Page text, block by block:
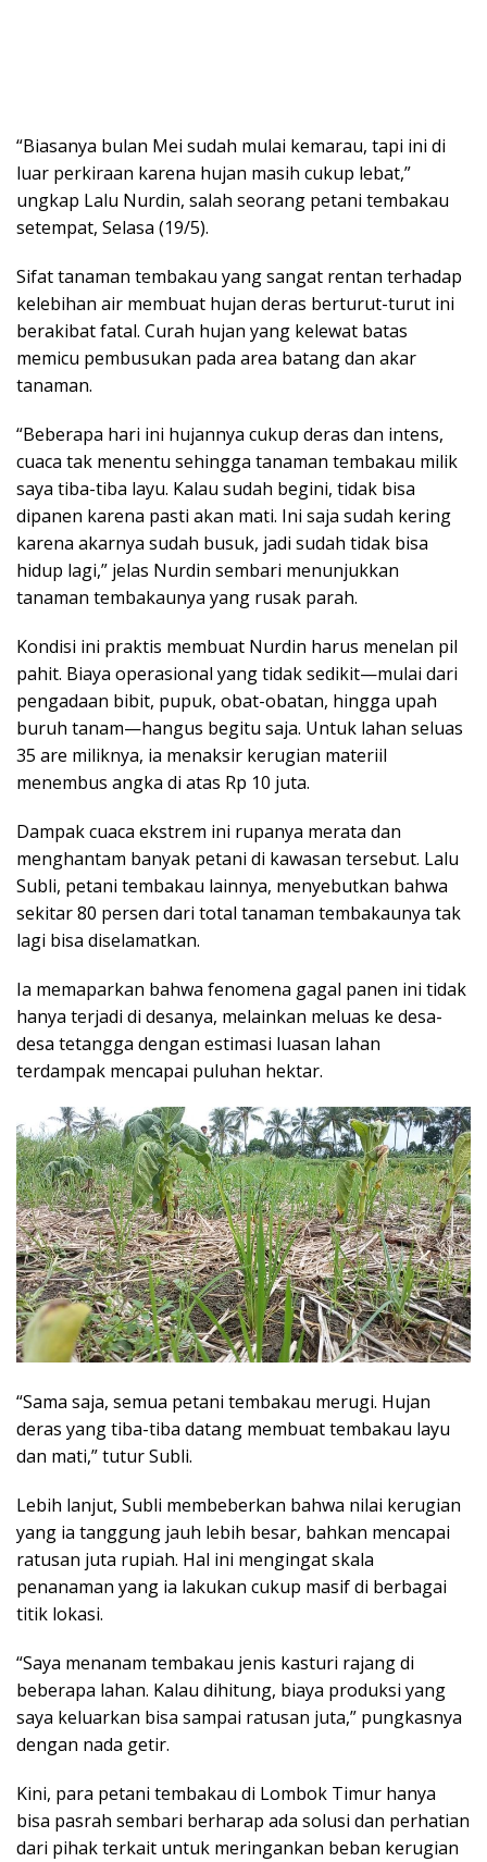
“Biasanya bulan Mei sudah mulai kemarau, tapi ini di
luar perkiraan karena hujan masih cukup lebat,”
ungkap Lalu Nurdin, salah seorang petani tembakau
setempat, Selasa (19/5).
Sifat tanaman tembakau yang sangat rentan terhadap
kelebihan air membuat hujan deras berturut-turut ini
berakibat fatal. Curah hujan yang kelewat batas
memicu pembusukan pada area batang dan akar
tanaman.
“Beberapa hari ini hujannya cukup deras dan intens,
cuaca tak menentu sehingga tanaman tembakau milik
saya tiba-tiba layu. Kalau sudah begini, tidak bisa
dipanen karena pasti akan mati. Ini saja sudah kering
karena akarnya sudah busuk, jadi sudah tidak bisa
hidup lagi,” jelas Nurdin sembari menunjukkan
tanaman tembakaunya yang rusak parah.
Kondisi ini praktis membuat Nurdin harus menelan pil
pahit. Biaya operasional yang tidak sedikit—mulai dari
pengadaan bibit, pupuk, obat-obatan, hingga upah
buruh tanam—hangus begitu saja. Untuk lahan seluas
35 are miliknya, ia menaksir kerugian materiil
menembus angka di atas Rp 10 juta.
Dampak cuaca ekstrem ini rupanya merata dan
menghantam banyak petani di kawasan tersebut. Lalu
Subli, petani tembakau lainnya, menyebutkan bahwa
sekitar 80 persen dari total tanaman tembakaunya tak
lagi bisa diselamatkan.
Ia memaparkan bahwa fenomena gagal panen ini tidak
hanya terjadi di desanya, melainkan meluas ke desa-
desa tetangga dengan estimasi luasan lahan
terdampak mencapai puluhan hektar.
“Sama saja, semua petani tembakau merugi. Hujan
deras yang tiba-tiba datang membuat tembakau layu
dan mati,” tutur Subli.
Lebih lanjut, Subli membeberkan bahwa nilai kerugian
yang ia tanggung jauh lebih besar, bahkan mencapai
ratusan juta rupiah. Hal ini mengingat skala
penanaman yang ia lakukan cukup masif di berbagai
titik lokasi.
“Saya menanam tembakau jenis kasturi rajang di
beberapa lahan. Kalau dihitung, biaya produksi yang
saya keluarkan bisa sampai ratusan juta,” pungkasnya
dengan nada getir.
Kini, para petani tembakau di Lombok Timur hanya
bisa pasrah sembari berharap ada solusi dan perhatian
dari pihak terkait untuk meringankan beban kerugian